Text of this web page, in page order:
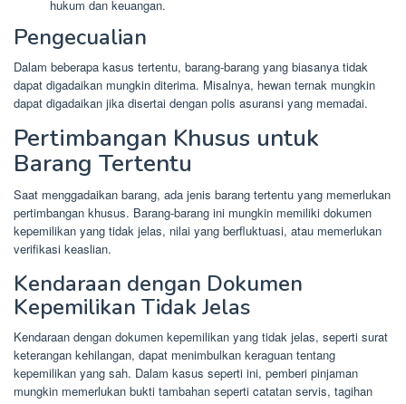
hukum dan keuangan.
Pengecualian
Dalam beberapa kasus tertentu, barang-barang yang biasanya tidak
dapat digadaikan mungkin diterima. Misalnya, hewan ternak mungkin
dapat digadaikan jika disertai dengan polis asuransi yang memadai.
Pertimbangan Khusus untuk
Barang Tertentu
Saat menggadaikan barang, ada jenis barang tertentu yang memerlukan
pertimbangan khusus. Barang-barang ini mungkin memiliki dokumen
kepemilikan yang tidak jelas, nilai yang berfluktuasi, atau memerlukan
verifikasi keaslian.
Kendaraan dengan Dokumen
Kepemilikan Tidak Jelas
Kendaraan dengan dokumen kepemilikan yang tidak jelas, seperti surat
keterangan kehilangan, dapat menimbulkan keraguan tentang
kepemilikan yang sah. Dalam kasus seperti ini, pemberi pinjaman
mungkin memerlukan bukti tambahan seperti catatan servis, tagihan